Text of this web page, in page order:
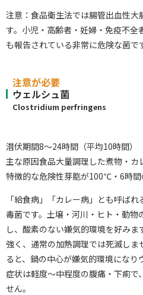
注意：食品衛生法では腸管出血性大
す。小児・高齢者・妊婦・免疫不全
も報告されている非常に危険な菌で
注意が必要
ウェルシュ菌
Clostridium perfringens
潜伏期間8〜24時間（平均10時間）
主な原因食品大量調理した煮物・カ
特徴的な危険性芽胞が100℃・6時間
「給食病」「カレー病」とも呼ば
毒菌です。土壌・河川・ヒト・動物
し、酸素のない嫌気的環境を好み
強く、通常の加熱調理では死滅し
ると、鍋の中心が嫌気的環境になり
症状は軽度〜中程度の腹痛・下痢で
せん。